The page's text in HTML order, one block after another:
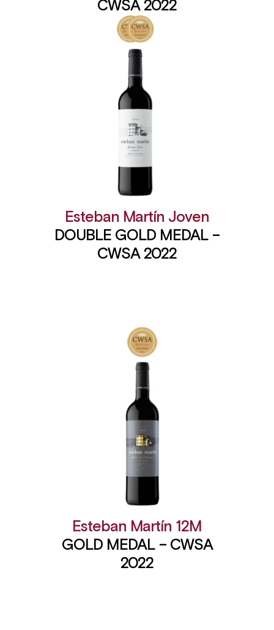
CWSA 2022
Esteban Martín Joven
DOUBLE GOLD MEDAL –
CWSA 2022
Esteban Martín 12M
GOLD MEDAL – CWSA
2022